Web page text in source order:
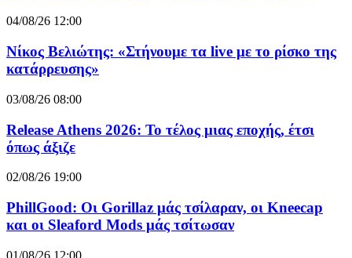
04/08/26 12:00
Νίκος Βελιώτης: «Στήνουμε τα live με το ρίσκο της
κατάρρευσης»
03/08/26 08:00
Release Athens 2026: Το τέλος μιας εποχής, έτσι
όπως άξιζε
02/08/26 19:00
PhillGood: Οι Gorillaz μάς τσίλαραν, οι Kneecap
και οι Sleaford Mods μάς τσίτωσαν
01/08/26 12:00